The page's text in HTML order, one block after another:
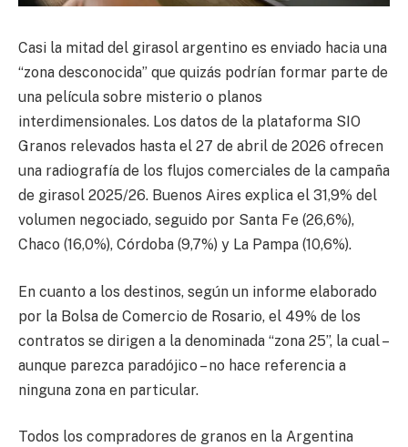
Casi la mitad del girasol argentino es enviado hacia una
“zona desconocida” que quizás podrían formar parte de
una película sobre misterio o planos
interdimensionales. Los datos de la plataforma SIO
Granos relevados hasta el 27 de abril de 2026 ofrecen
una radiografía de los flujos comerciales de la campaña
de girasol 2025/26. Buenos Aires explica el 31,9% del
volumen negociado, seguido por Santa Fe (26,6%),
Chaco (16,0%), Córdoba (9,7%) y La Pampa (10,6%).
En cuanto a los destinos, según un informe elaborado
por la Bolsa de Comercio de Rosario, el 49% de los
contratos se dirigen a la denominada “zona 25”, la cual –
aunque parezca paradójico – no hace referencia a
ninguna zona en particular.
Todos los compradores de granos en la Argentina